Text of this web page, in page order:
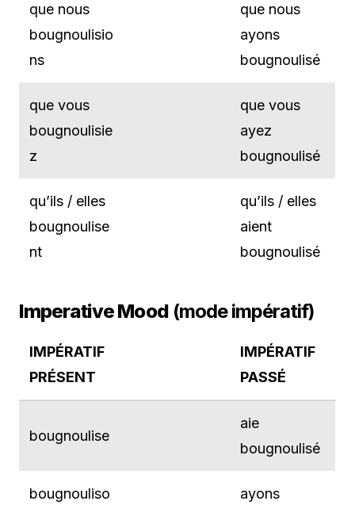
que nous
bougnoulisio
ns
que nous
ayons
bougnoulisé
que vous
bougnoulisie
z
que vous
ayez
bougnoulisé
qu’ils / elles
bougnoulise
nt
qu’ils / elles
aient
bougnoulisé
Imperative Mood(mode impératif)
IMPÉRATIF
PRÉSENT
IMPÉRATIF
PASSÉ
bougnoulise
aie
bougnoulisé
bougnouliso
ayons